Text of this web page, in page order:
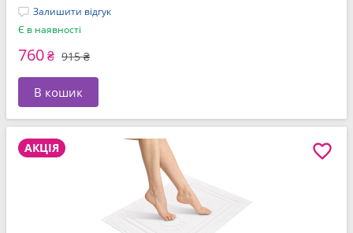
Залишити відгук
Є в наявності
760₴ 915 ₴
В кошик
АКЦІЯ